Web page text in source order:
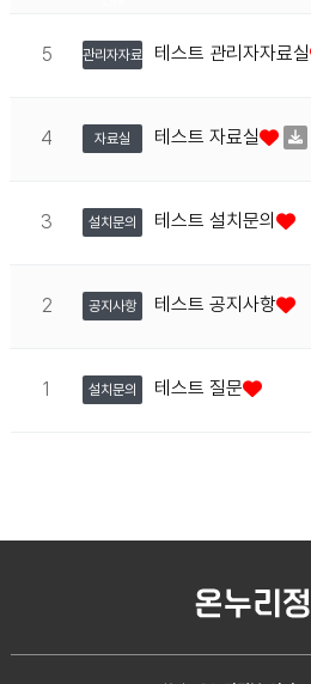
5
관리자자료
테스트 관리자자료실
4 자료실 테스트 자료실
3 설치문의 테스트 설치문의
2 공지사항 테스트 공지사항
1 설치문의 테스트 질문